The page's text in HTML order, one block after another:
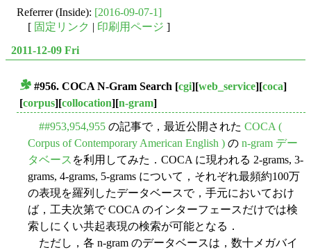
Referrer (Inside): [2016-09-07-1]
[ 固定リンク | 印刷用ページ ]
2011-12-09 Fri
#956. COCA N-Gram Search [cgi][web_service][coca]
[corpus][collocation][n-gram]
##953,954,955 の記事で，最近公開された COCA (
Corpus of Contemporary American English ) の n-gram デー
タベース を利用してみた．COCA に現われる 2-grams, 3-
grams, 4-grams, 5-grams について，それぞれ最頻約100万
の表現を羅列したデータベースで，手元においておけ
ば，工夫次第で COCA のインターフェースだけでは検
索しにくい共起表現の検索が可能となる．
ただし，各 n-gram のデータベースは，数十メガバイ